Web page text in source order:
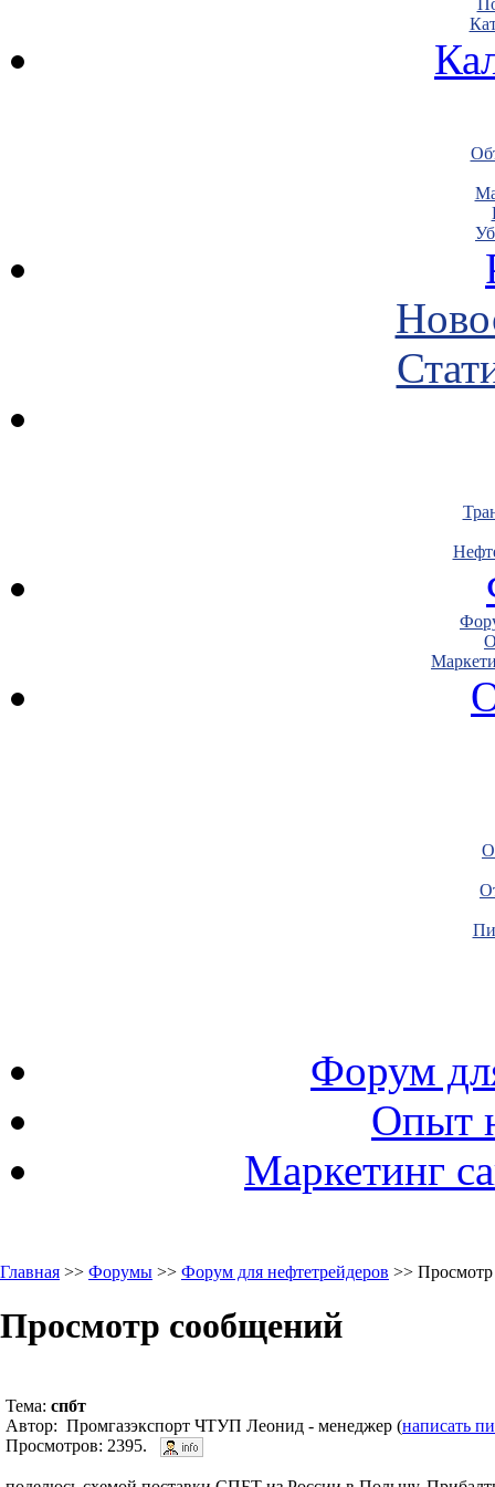
Форум
Опыт
Маркетинг
Главная >> Форумы >> Форум для нефтетрейдеров >>
Просмотр сообщений
Тема: спбт
Автор: Промгазэкспорт ЧТУП Леонид - менеджер (написать
Просмотров: 2395.